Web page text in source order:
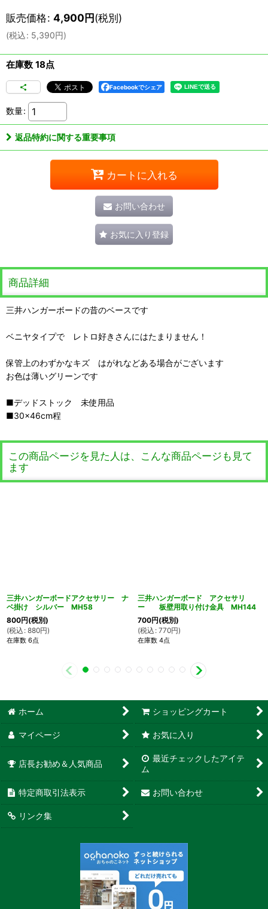
販売価格: 4,900円(税別)
(税込: 5,390円)
在庫数 18点
Facebookでシェア
数量:
返品特約に関する重要事項
カートに入れる
お問い合わせ
お気に入り登録
商品詳細
三井ハンガーボードの昔のベースです
ベニヤタイプで レトロ好きさんにはたまりません！
保管上のわずかなキズ はがれなどある場合がございます
お色は薄いグリーンです
■デッドストック 未使用品
■30×46cm程
この商品ページを見た人は、こんな商品ページも見て
ます
三井ハンガーボードアクセサリー ナ
ベ掛け シルバー MH58
800円(税別)
(税込 : 880円)
在庫数 6点
三井ハンガーボード アクセサリ
ー 板壁用取り付け金具 MH144
700円(税別)
(税込 : 770円)
在庫数 4点
ホーム ショッピングカート
マイページ お気に入り
店長お勧め＆人気商品
最近チェックしたアイテ
ム
特定商取引法表示 お問い合わせ
リンク集